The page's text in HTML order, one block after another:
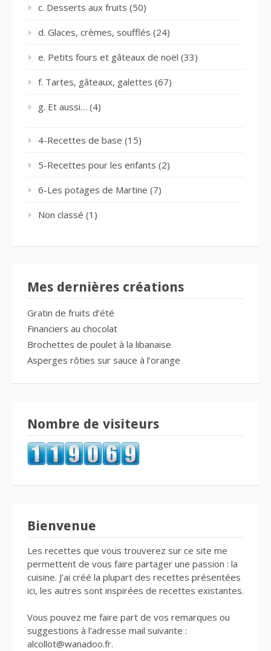
c. Desserts aux fruits (50)
d. Glaces, crèmes, soufflés (24)
e. Petits fours et gâteaux de noël (33)
f. Tartes, gâteaux, galettes (67)
g. Et aussi… (4)
4-Recettes de base (15)
5-Recettes pour les enfants (2)
6-Les potages de Martine (7)
Non classé (1)
Mes dernières créations
Gratin de fruits d’été
Financiers au chocolat
Brochettes de poulet à la libanaise
Asperges rôties sur sauce à l’orange
Nombre de visiteurs
Bienvenue
Les recettes que vous trouverez sur ce site me
permettent de vous faire partager une passion : la
cuisine. J’ai créé la plupart des recettes présentées
ici, les autres sont inspirées de recettes existantes.
Vous pouvez me faire part de vos remarques ou
suggestions à l’adresse mail suivante :
alcollot@wanadoo.fr.